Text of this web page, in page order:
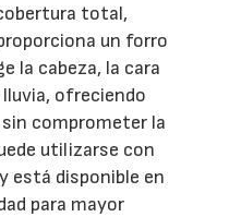
total,
un forro
la cabeza, la cara
ofreciendo
comprometer la
utilizarse con
está disponible en
para mayor